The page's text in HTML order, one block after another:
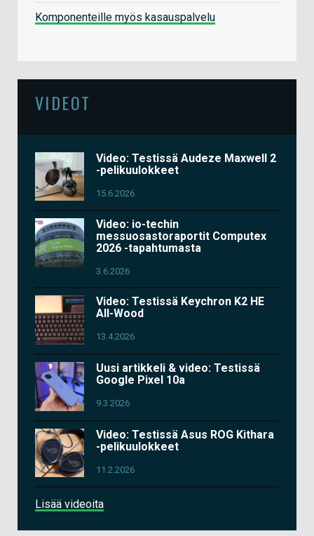
Komponenteille myös kasauspalvelu
VIDEOT
Video: Testissä Audeze Maxwell 2
-pelikuulokkeet
15.6.2026
Video: io-techin
messuosastoraportit Computex
2026 -tapahtumasta
3.6.2026
Video: Testissä Keychron K2 HE
All-Wood
13.4.2026
Uusi artikkeli & video: Testissä
Google Pixel 10a
9.3.2026
Video: Testissä Asus ROG Kithara
-pelikuulokkeet
11.2.2026
Lisää videoita